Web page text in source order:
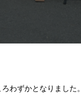
わずかとなりました。